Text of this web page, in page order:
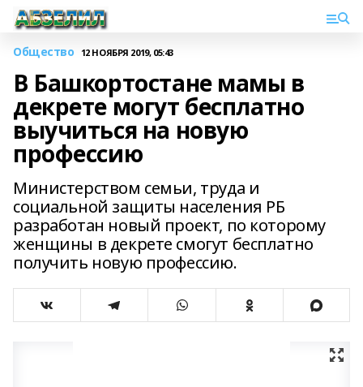
Общество 12 НОЯБРЯ 2019, 05:43
В Башкортостане мамы в
декрете могут бесплатно
выучиться на новую
профессию
Министерством семьи, труда и
социальной защиты населения РБ
разработан новый проект, по которому
женщины в декрете смогут бесплатно
получить новую профессию.